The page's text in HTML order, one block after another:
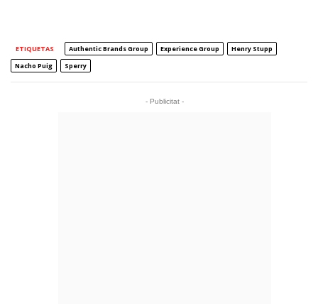
ETIQUETAS Authentic Brands Group Experience Group
Henry Stupp
Nacho Puig
Sperry
- Publicitat -